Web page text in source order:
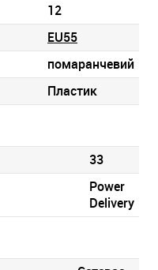
12
EU55
помаранчевий
Пластик
33
Power
Delivery